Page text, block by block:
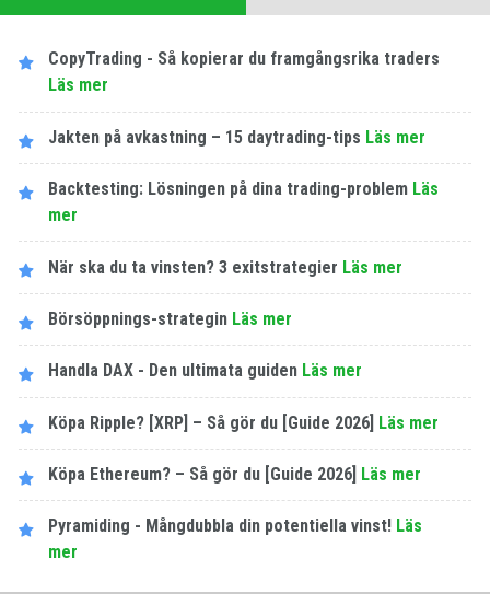
CopyTrading - Så kopierar du framgångsrika traders
Läs mer
Jakten på avkastning – 15 daytrading-tips Läs mer
Backtesting: Lösningen på dina trading-problem Läs
mer
När ska du ta vinsten? 3 exitstrategier Läs mer
Börsöppnings-strategin Läs mer
Handla DAX - Den ultimata guiden Läs mer
Köpa Ripple? [XRP] – Så gör du [Guide 2026] Läs mer
Köpa Ethereum? – Så gör du [Guide 2026] Läs mer
Pyramiding - Mångdubbla din potentiella vinst! Läs
mer